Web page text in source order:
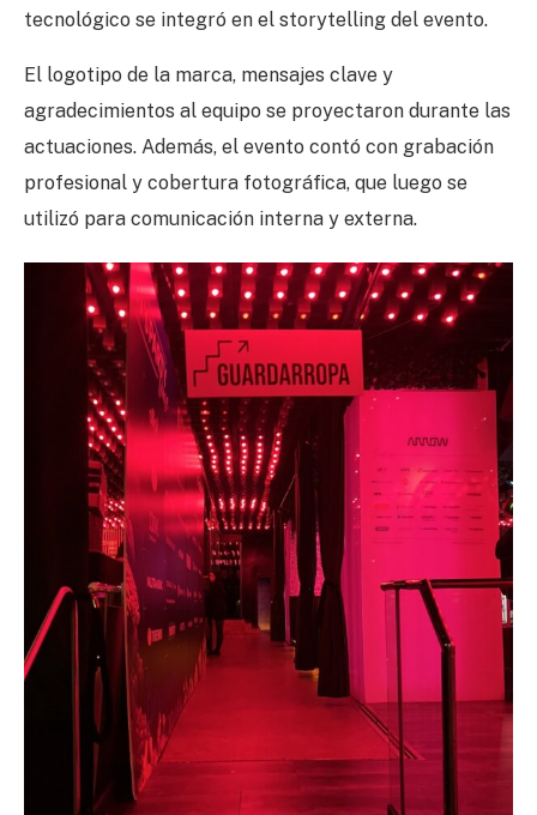
tecnológico se integró en el storytelling del evento.
El logotipo de la marca, mensajes clave y
agradecimientos al equipo se proyectaron durante las
actuaciones. Además, el evento contó con grabación
profesional y cobertura fotográfica, que luego se
utilizó para comunicación interna y externa.